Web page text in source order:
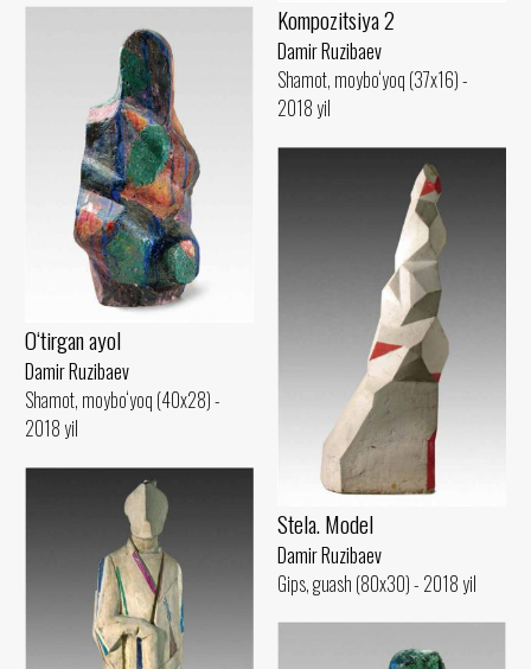
Kompozitsiya 2
Damir Ruzibaev
Shamot, moybo‘yoq (37x16) -
2018 yil
O‘tirgan ayol
Damir Ruzibaev
Shamot, moybo‘yoq (40x28) -
2018 yil
Stela. Model
Damir Ruzibaev
Gips, guash (80x30) - 2018 yil